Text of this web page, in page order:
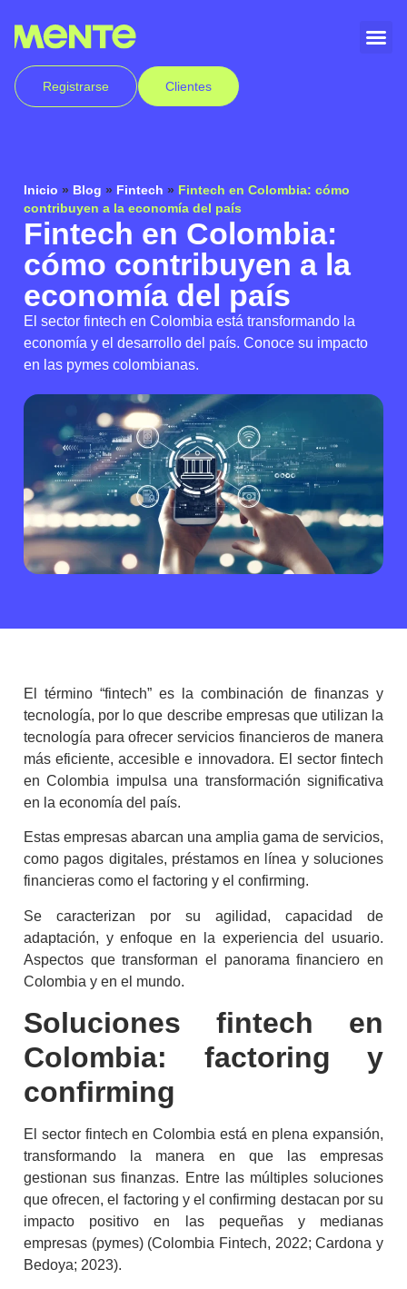
Registrarse Clientes
Inicio » Blog » Fintech » Fintech en Colombia: cómo
contribuyen a la economía del país
Fintech en Colombia:
cómo contribuyen a la
economía del país
El sector fintech en Colombia está transformando la
economía y el desarrollo del país. Conoce su impacto
en las pymes colombianas.
El término “fintech” es la combinación de finanzas y
tecnología, por lo que describe empresas que utilizan la
tecnología para ofrecer servicios financieros de manera
más eficiente, accesible e innovadora. El sector fintech
en Colombia impulsa una transformación significativa
en la economía del país.
Estas empresas abarcan una amplia gama de servicios,
como pagos digitales, préstamos en línea y soluciones
financieras como el factoring y el confirming.
Se caracterizan por su agilidad, capacidad de
adaptación, y enfoque en la experiencia del usuario.
Aspectos que transforman el panorama financiero en
Colombia y en el mundo.
Soluciones fintech en
Colombia: factoring y
confirming
El sector fintech en Colombia está en plena expansión,
transformando la manera en que las empresas
gestionan sus finanzas. Entre las múltiples soluciones
que ofrecen, el factoring y elconfirming destacan por su
impacto positivo en las pequeñas y medianas
empresas (pymes) (Colombia Fintech, 2022; Cardona y
Bedoya; 2023).